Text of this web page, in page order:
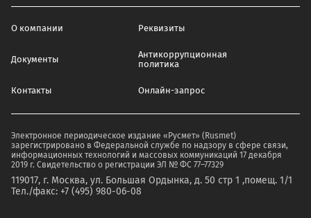
О компании Реквизиты
Документы
Антикоррупционная
политика
Контакты Онлайн-запрос
Электронное периодическое издание «Русмет» (Rusmet)
зарегистрировано в Федеральной службе по надзору в сфере связи,
информационных технологий и массовых коммуникаций 17 декабря
2019 г. Свидетельство о регистрации ЭЛ № ФС 77–77329
119017, г. Москва, ул. Большая Ордынка, д. 50 стр 1 ,помещ. 1/1
Тел./факс: +7 (495) 980-06-08